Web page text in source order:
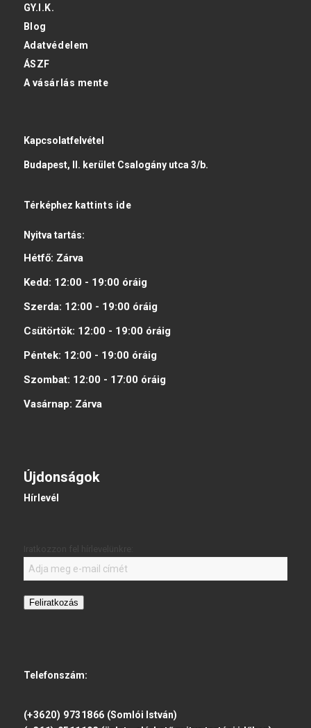
GY.I.K.
Blog
Adatvédelem
ÁSZF
A vásárlás mente
Kapcsolatfelvétel
Budapest, II. kerület Csalogány utca 3/b.
Térképhez kattints ide
Nyitva tartás:
Hétfő: Zárva
Kedd: 12:00 - 19:00 óráig
Szerda: 12:00 - 19:00 óráig
Csütörtök: 12:00 - 19:00 óráig
Péntek: 12:00 - 19:00 óráig
Szombat: 12:00 - 17:00 óráig
Vasárnap: Zárva
Újdonságok
Hírlevél
Feliratkozás
Telefonszám:
(+3620) 9731866 (Somlói István)